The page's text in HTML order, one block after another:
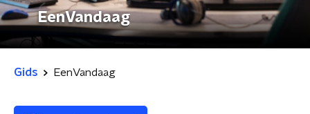
EenVandaag
Gids EenVandaag